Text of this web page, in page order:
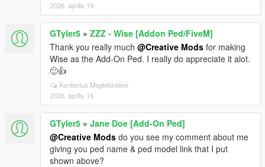
2026. április 19.
GTyler5 » ZZZ - Wise [Addon Ped/FiveM]
Thank you really much @Creative Mods for making
Wise as the Add-On Ped. I really do appreciate it alot.
🙂👍
Kontextus Megtekintése
2026. április 19.
GTyler5 » Jane Doe [Add-On Ped]
@Creative Mods do you see my comment about me
giving you ped name & ped model link that I put
shown above?